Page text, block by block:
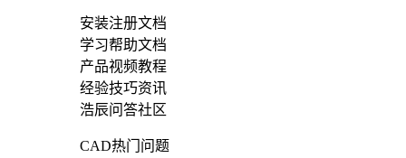
安装注册文档
学习帮助文档
产品视频教程
经验技巧资讯
浩辰问答社区
CAD热门问题